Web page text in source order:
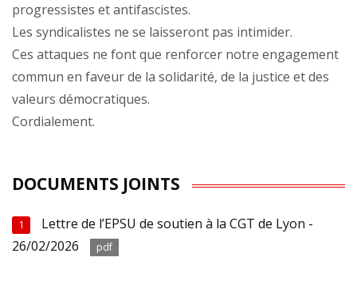
progressistes et antifascistes.
Les syndicalistes ne se laisseront pas intimider.
Ces attaques ne font que renforcer notre engagement
commun en faveur de la solidarité, de la justice et des
valeurs démocratiques.
Cordialement.
DOCUMENTS JOINTS
1
Lettre de l’EPSU de soutien à la CGT de Lyon -
26/02/2026
pdf